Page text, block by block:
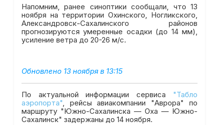
Напомним, ранее синоптики сообщали, что 13
ноября на территории Охинского, Ногликского,
Александровск-Сахалинского районов
прогнозируются умеренные осадки (до 14 мм),
усиление ветра до 20-26 м/с.
Обновлено 13 ноября в 13:15
По актуальной информации сервиса "Табло
аэропорта", рейсы авиакомпании "Аврора" по
маршруту "Южно-Сахалинска — Оха — Южно-
Сахалинск" задержаны до 14 ноября.